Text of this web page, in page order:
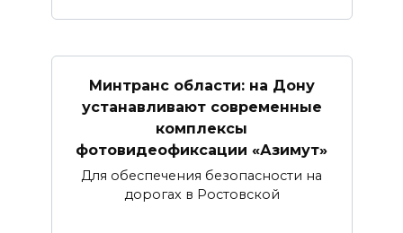
Минтранс области: на Дону
устанавливают современные
комплексы
фотовидеофиксации «Азимут»
Для обеспечения безопасности на
дорогах в Ростовской